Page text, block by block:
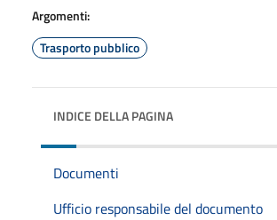
Argomenti:
Trasporto pubblico
INDICE DELLA PAGINA
Documenti
Ufficio responsabile del documento